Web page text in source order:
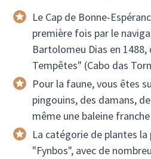
Le Cap de Bonne-
première fois par le
Bartolomeu Dias en
Tempêtes" (Cabo das
Pour la faune, vous êtes
pingouins, des damans,
même une baleine
La catégorie de plantes
"Fynbos", avec de